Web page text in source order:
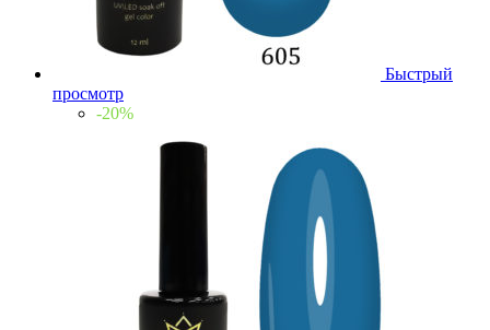
Быстрый
просмотр
-20%